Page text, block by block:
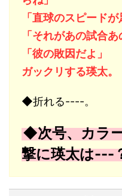
「直球のスピードが
「それがあの試合あ
「彼の敗因だよ」
ガックリする瑛太。
◆折れる----。
◆次号、カラ
撃に瑛太は---